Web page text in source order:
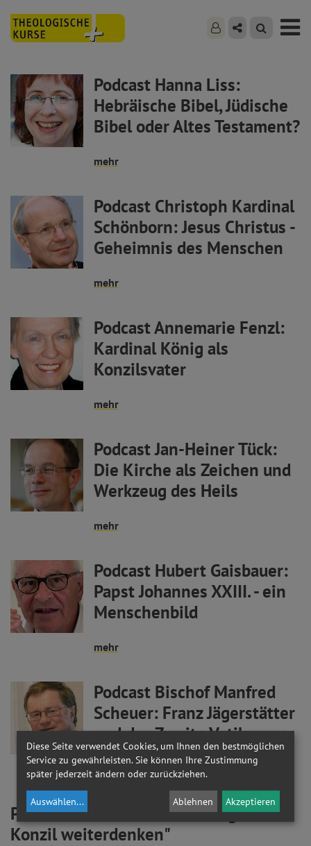
Podcast Hanna Liss:
Hebräische Bibel, Jüdische
Bibel oder Altes Testament?
mehr
Podcast Christoph Kardinal
Schönborn: Jesus Christus -
Geheimnis des Menschen
mehr
Podcast Annemarie Fenzl:
Kardinal König als
Konzilsvater
mehr
Podcast Jan-Heiner Tück:
Die Kirche als Zeichen und
Werkzeug des Heils
mehr
Podcast Hubert Gaisbauer:
Papst Johannes XXIII. - ein
Menschenbild
mehr
Podcast Bischof Manfred
Scheuer: Franz Jägerstätter
und das Zweite Vatikanum
mehr
Podcast Podiumsveranstaltung "Das
Konzil weiterdenken"
Diese Seite verwendet Cookies, um Ihnen den bestmöglichen
Service zu gewährleisten. Sie können Ihre Zustimmung
später jederzeit ändern oder zurückziehen.
Auswählen... Ablehnen Akzeptieren